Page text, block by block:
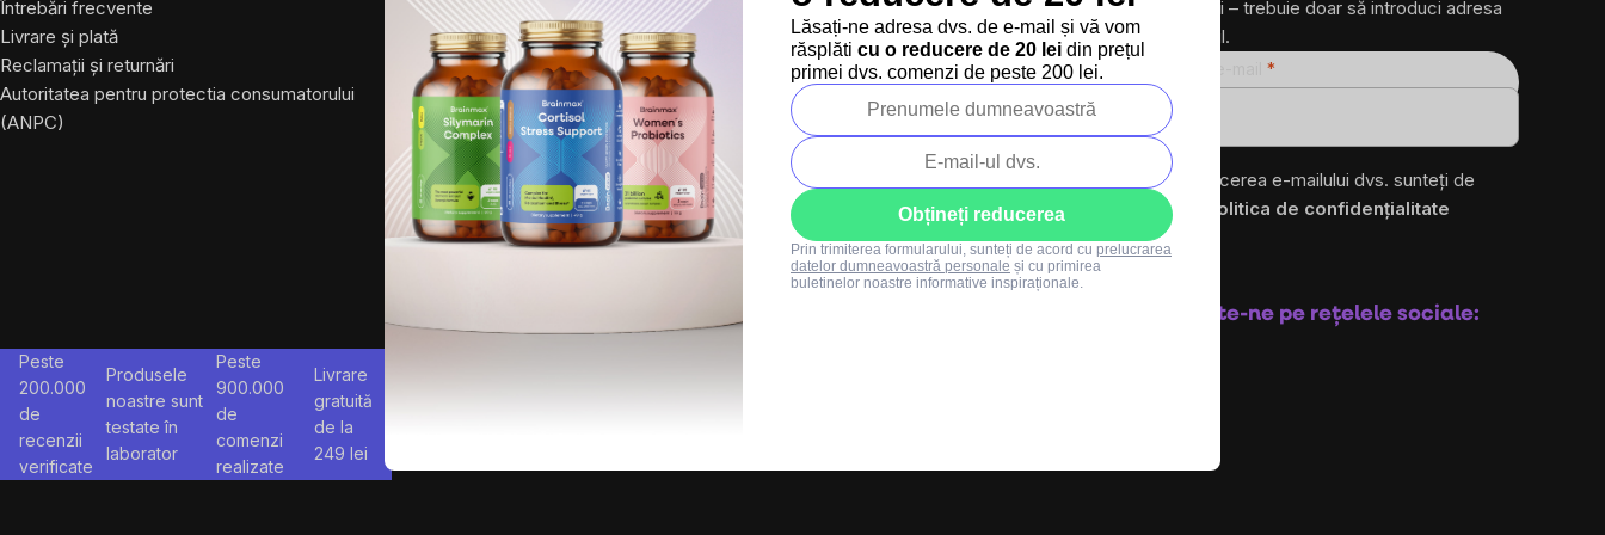
Întrebări frecvente
Livrare și plată
Reclamații și returnări
Autoritatea pentru protectia consumatorului
(ANPC)
Regulament SUMMER
SALE
+40 373 811 716
Luni-vineri: 8:00-16:00
info@brainmarket.ro
produse noi – trebuie doar să introduci adresa
ta de e-mail.
Prin introducerea e-mailului dvs. sunteți de
acord cu
politica de confidențialitate
Urmărește-ne pe rețelele sociale:
Peste
200.000
de
recenzii
verificate
Produsele
noastre sunt
testate în
laborator
Peste
900.000
de
comenzi
realizate
Livrare
gratuită
de la
249 lei
Lăsați-ne adresa dvs. de e-mail și vă vom
răsplăti cu o reducere de 20 lei din prețul
primei dvs. comenzi de peste 200 lei.
Obțineți reducerea
Prin trimiterea formularului, sunteți de acord cu prelucrarea
datelor dumneavoastră personale și cu primirea
buletinelor noastre informative inspiraționale.